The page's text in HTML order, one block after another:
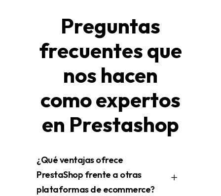
Preguntas
frecuentes que
nos hacen
como expertos
en Prestashop
¿Qué ventajas ofrece
PrestaShop frente a otras
plataformas de ecommerce?